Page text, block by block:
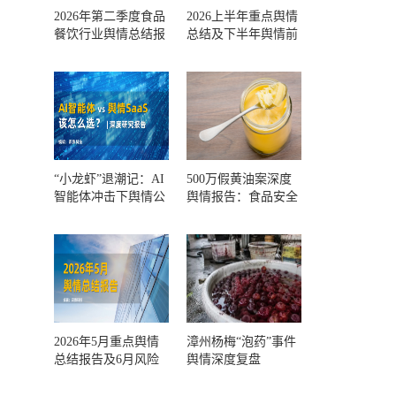
2026年第二季度食品
餐饮行业舆情总结报
测
2026上半年重点舆情
总结及下半年舆情前
“小龙虾”退潮记：AI
智能体冲击下舆情公
500万假黄油案深度
舆情报告：食品安全
一环？
2026年5月重点舆情
总结报告及6月风险
漳州杨梅“泡药”事件
舆情深度复盘